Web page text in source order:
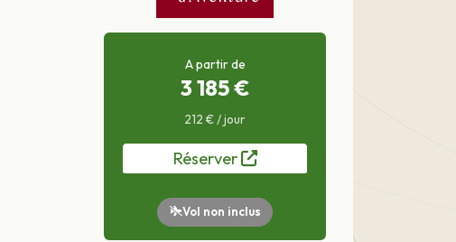
A partir de
3 185 €
212 € / jour
Réserver
Vol non inclus